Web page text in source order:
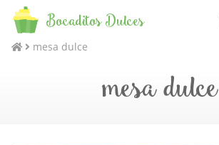
Bocaditos Dulces
mesa dulce
mesa dulce